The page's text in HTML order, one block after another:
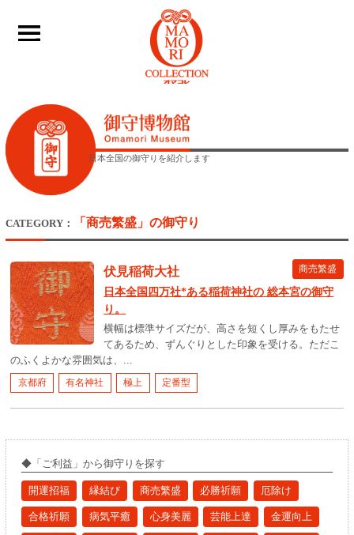
____
日本全国の御守りを紹介します
CATEGORY： 「商売繁盛」の御守り
伏見稲荷大社 商売繁盛
日本全国四万社*ある稲荷神社の 総本宮の御守
り。
横幅は標準サイズだが、高さを短くし厚みをもたせ
てあるため、ずんぐりとした印象を受ける。ただこ
のふくよかな雰囲気は、...
京都府 有名神社 極上 定番型
◆「ご利益」から御守りを探す
開運招福 縁結び 商売繁盛 必勝祈願 厄除け
合格祈願 病気平癒 心身美麗 芸能上達 金運向上